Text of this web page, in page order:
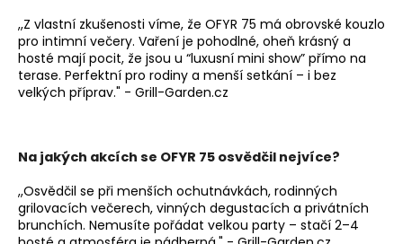
,,Z vlastní zkušenosti víme, že OFYR 75 má obrovské kouzlo
pro intimní večery. Vaření je pohodlné, oheň krásný a
hosté mají pocit, že jsou u “luxusní mini show” přímo na
terase. Perfektní pro rodiny a menší setkání – i bez
velkých příprav." - Grill-Garden.cz
Na jakých akcích se OFYR 75 osvědčil nejvíce?
,,Osvědčil se při menších ochutnávkách, rodinných
grilovacích večerech, vinných degustacích a privátních
brunchích. Nemusíte pořádat velkou party – stačí 2–4